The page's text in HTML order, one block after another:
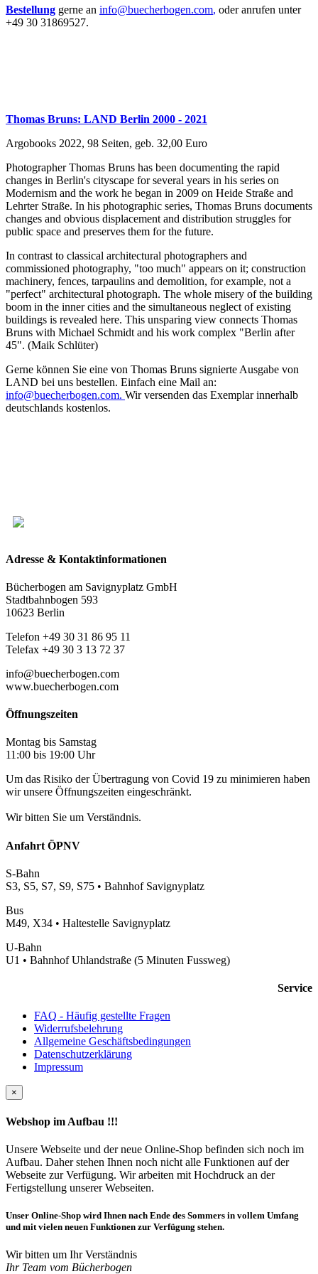
Bestellung gerne an info@buecherbogen.com, oder anrufen unter
+49 30 31869527.
Thomas Bruns: LAND Berlin 2000 - 2021
Argobooks 2022, 98 Seiten, geb. 32,00 Euro
Photographer Thomas Bruns has been documenting the rapid
changes in Berlin's cityscape for several years in his series on
Modernism and the work he began in 2009 on Heide Straße and
Lehrter Straße. In his photographic series, Thomas Bruns documents
changes and obvious displacement and distribution struggles for
public space and preserves them for the future.
In contrast to classical architectural photographers and
commissioned photography, "too much" appears on it; construction
machinery, fences, tarpaulins and demolition, for example, not a
"perfect" architectural photograph. The whole misery of the building
boom in the inner cities and the simultaneous neglect of existing
buildings is revealed here. This unsparing view connects Thomas
Bruns with Michael Schmidt and his work complex "Berlin after
45". (Maik Schlüter)
Gerne können Sie eine von Thomas Bruns signierte Ausgabe von
LAND bei uns bestellen. Einfach eine Mail an:
info@buecherbogen.com. Wir versenden das Exemplar innerhalb
deutschlands kostenlos.
Adresse & Kontaktinformationen
Bücherbogen am Savignyplatz GmbH
Stadtbahnbogen 593
10623 Berlin
Telefon +49 30 31 86 95 11
Telefax +49 30 3 13 72 37
info@buecherbogen.com
www.buecherbogen.com
Öffnungszeiten
Montag bis Samstag
11:00 bis 19:00 Uhr
Um das Risiko der Übertragung von Covid 19 zu minimieren haben
wir unsere Öffnungszeiten eingeschränkt.
Wir bitten Sie um Verständnis.
Anfahrt ÖPNV
S-Bahn
S3, S5, S7, S9, S75 • Bahnhof Savignyplatz
Bus
M49, X34 • Haltestelle Savignyplatz
U-Bahn
U1 • Bahnhof Uhlandstraße (5 Minuten Fussweg)
Service
FAQ - Häufig gestellte Fragen
Widerrufsbelehrung
Allgemeine Geschäftsbedingungen
Datenschutzerklärung
Impressum
×
Webshop im Aufbau !!!
Unsere Webseite und der neue Online-Shop befinden sich noch im
Aufbau. Daher stehen Ihnen noch nicht alle Funktionen auf der
Webseite zur Verfügung. Wir arbeiten mit Hochdruck an der
Fertigstellung unserer Webseiten.
Unser Online-Shop wird Ihnen nach Ende des Sommers in vollem Umfang
und mit vielen neuen Funktionen zur Verfügung stehen.
Wir bitten um Ihr Verständnis
Ihr Team vom Bücherbogen